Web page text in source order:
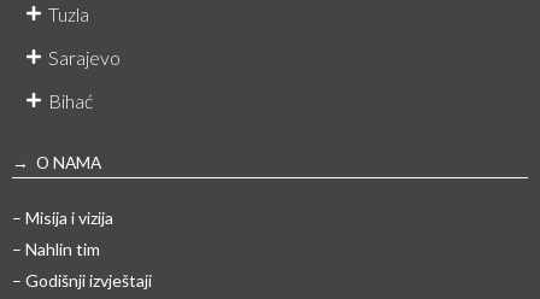
Tuzla
Sarajevo
Bihać
→ O NAMA
– Misija i vizija
– Nahlin tim
– Godišnji izvještaji